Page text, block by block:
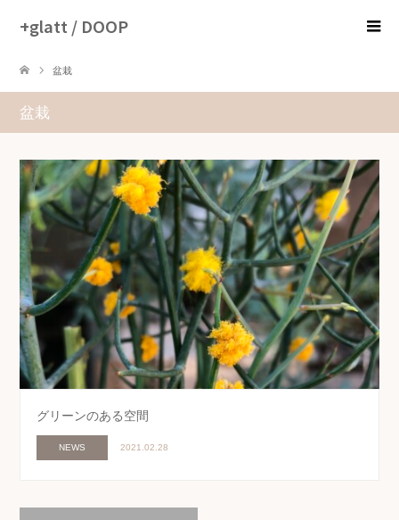
+glatt / DOOP
盆栽
盆栽
グリーンのある空間
NEWS 2021.02.28